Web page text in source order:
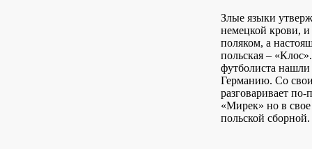
Злые языки
немецкой крови, и
поляком, а
польская –
футболиста
Германию. Со
разговаривает по-
«Мирек» но в
польской сборной.